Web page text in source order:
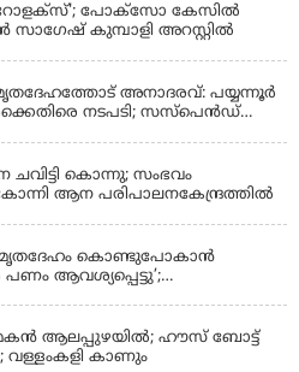
റോളക്സ്'; പോക്സോ കേസിൽ
കുമ്പാളി അറസ്റ്റിൽ
മൃതദേഹത്തോട് അനാദരവ്: പയ്യന്നൂർ
നടപടി; സസ്പെൻഡ്
ചവിട്ടി കൊന്നു; സംഭവം
ആന പരിപാലനകേന്ദ്രത്തിൽ
മൃതദേഹം കൊണ്ടുപോകാന്‍
ആവശ്യപ്പെട്ടു’;
ആലപ്പുഴയില്‍; ഹൗസ് ബോട്ട്
വള്ളംകളി കാണും